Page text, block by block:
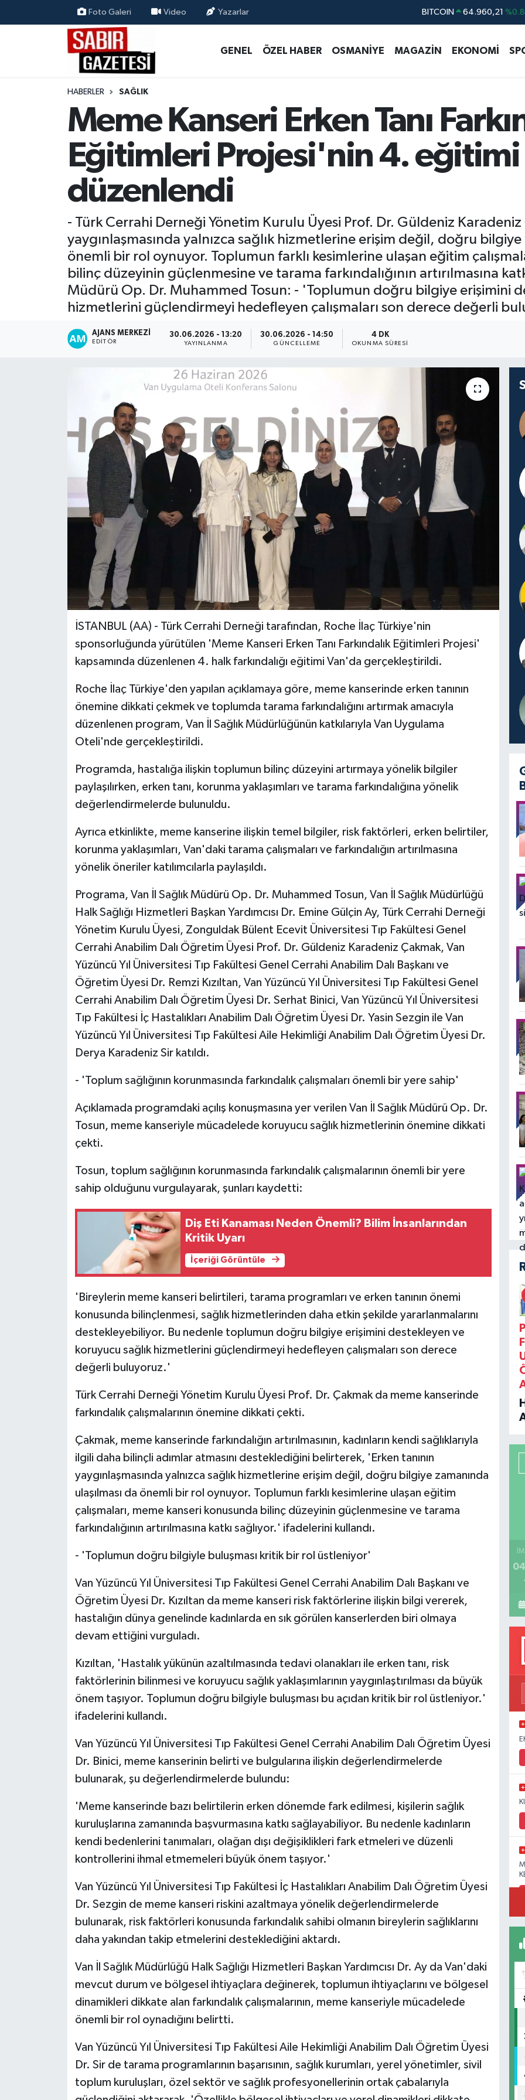
Foto Galeri Video Yazarlar
DOLAR 47,7436
EURO 55,2510
BİST100
GENEL ÖZEL HABER OSMANİYE MAGAZİN EKONOMİ
HABERLER SAĞLIK
Meme Kanseri Erken Tanı
Eğitimleri Projesi'nin 4.
düzenlendi
- Türk Cerrahi Derneği Yönetim Kurulu Üyesi Prof. Dr. Güldeniz Karadeniz
yaygınlaşmasında yalnızca sağlık hizmetlerine erişim değil, doğru bilgiye
önemli bir rol oynuyor. Toplumun farklı kesimlerine ulaşan eğitim
bilinç düzeyinin güçlenmesine ve tarama farkındalığının artırılmasına
Müdürü Op. Dr. Muhammed Tosun: - 'Toplumun doğru bilgiye erişimini
hizmetlerini güçlendirmeyi hedefleyen çalışmaları son derece değerli
AJANS MERKEZI
EDITÖR
30.06.2026 - 13:20
YAYINLANMA
30.06.2026 - 14:50
GÜNCELLEME
4 DK
OKUNMA SÜRESI
İSTANBUL (AA) - Türk Cerrahi Derneği tarafından, Roche İlaç Türkiye'nin
sponsorluğunda yürütülen 'Meme Kanseri Erken Tanı Farkındalık Eğitimleri Projesi'
kapsamında düzenlenen 4. halk farkındalığı eğitimi Van'da gerçekleştirildi.
Roche İlaç Türkiye'den yapılan açıklamaya göre, meme kanserinde erken tanının
önemine dikkati çekmek ve toplumda tarama farkındalığını artırmak amacıyla
düzenlenen program, Van İl Sağlık Müdürlüğünün katkılarıyla Van Uygulama
Oteli'nde gerçekleştirildi.
Programda, hastalığa ilişkin toplumun bilinç düzeyini artırmaya yönelik bilgiler
paylaşılırken, erken tanı, korunma yaklaşımları ve tarama farkındalığına yönelik
değerlendirmelerde bulunuldu.
Ayrıca etkinlikte, meme kanserine ilişkin temel bilgiler, risk faktörleri, erken belirtiler,
korunma yaklaşımları, Van'daki tarama çalışmaları ve farkındalığın artırılmasına
yönelik öneriler katılımcılarla paylaşıldı.
Programa, Van İl Sağlık Müdürü Op. Dr. Muhammed Tosun, Van İl Sağlık Müdürlüğü
Halk Sağlığı Hizmetleri Başkan Yardımcısı Dr. Emine Gülçin Ay, Türk Cerrahi Derneği
Yönetim Kurulu Üyesi, Zonguldak Bülent Ecevit Üniversitesi Tıp Fakültesi Genel
Cerrahi Anabilim Dalı Öğretim Üyesi Prof. Dr. Güldeniz Karadeniz Çakmak, Van
Yüzüncü Yıl Üniversitesi Tıp Fakültesi Genel Cerrahi Anabilim Dalı Başkanı ve
Öğretim Üyesi Dr. Remzi Kızıltan, Van Yüzüncü Yıl Üniversitesi Tıp Fakültesi Genel
Cerrahi Anabilim Dalı Öğretim Üyesi Dr. Serhat Binici, Van Yüzüncü Yıl Üniversitesi
Tıp Fakültesi İç Hastalıkları Anabilim Dalı Öğretim Üyesi Dr. Yasin Sezgin ile Van
Yüzüncü Yıl Üniversitesi Tıp Fakültesi Aile Hekimliği Anabilim Dalı Öğretim Üyesi Dr.
Derya Karadeniz Sir katıldı.
- 'Toplum sağlığının korunmasında farkındalık çalışmaları önemli bir yere sahip'
Açıklamada programdaki açılış konuşmasına yer verilen Van İl Sağlık Müdürü Op. Dr.
Tosun, meme kanseriyle mücadelede koruyucu sağlık hizmetlerinin önemine dikkati
çekti.
Tosun, toplum sağlığının korunmasında farkındalık çalışmalarının önemli bir yere
sahip olduğunu vurgulayarak, şunları kaydetti:
Diş Eti Kanaması Neden Önemli? Bilim İnsanlarından
Kritik Uyarı
İçeriği Görüntüle
'Bireylerin meme kanseri belirtileri, tarama programları ve erken tanının önemi
konusunda bilinçlenmesi, sağlık hizmetlerinden daha etkin şekilde yararlanmalarını
destekleyebiliyor. Bu nedenle toplumun doğru bilgiye erişimini destekleyen ve
koruyucu sağlık hizmetlerini güçlendirmeyi hedefleyen çalışmaları son derece
değerli buluyoruz.'
Türk Cerrahi Derneği Yönetim Kurulu Üyesi Prof. Dr. Çakmak da meme kanserinde
farkındalık çalışmalarının önemine dikkati çekti.
Çakmak, meme kanserinde farkındalığın artırılmasının, kadınların kendi sağlıklarıyla
ilgili daha bilinçli adımlar atmasını desteklediğini belirterek, 'Erken tanının
yaygınlaşmasında yalnızca sağlık hizmetlerine erişim değil, doğru bilgiye zamanında
ulaşılması da önemli bir rol oynuyor. Toplumun farklı kesimlerine ulaşan eğitim
çalışmaları, meme kanseri konusunda bilinç düzeyinin güçlenmesine ve tarama
farkındalığının artırılmasına katkı sağlıyor.' ifadelerini kullandı.
- 'Toplumun doğru bilgiyle buluşması kritik bir rol üstleniyor'
Van Yüzüncü Yıl Üniversitesi Tıp Fakültesi Genel Cerrahi Anabilim Dalı Başkanı ve
Öğretim Üyesi Dr. Kızıltan da meme kanseri risk faktörlerine ilişkin bilgi vererek,
hastalığın dünya genelinde kadınlarda en sık görülen kanserlerden biri olmaya
devam ettiğini vurguladı.
Kızıltan, 'Hastalık yükünün azaltılmasında tedavi olanakları ile erken tanı, risk
faktörlerinin bilinmesi ve koruyucu sağlık yaklaşımlarının yaygınlaştırılması da büyük
önem taşıyor. Toplumun doğru bilgiyle buluşması bu açıdan kritik bir rol üstleniyor.'
ifadelerini kullandı.
Van Yüzüncü Yıl Üniversitesi Tıp Fakültesi Genel Cerrahi Anabilim Dalı Öğretim Üyesi
Dr. Binici, meme kanserinin belirti ve bulgularına ilişkin değerlendirmelerde
bulunarak, şu değerlendirmelerde bulundu:
'Meme kanserinde bazı belirtilerin erken dönemde fark edilmesi, kişilerin sağlık
kuruluşlarına zamanında başvurmasına katkı sağlayabiliyor. Bu nedenle kadınların
kendi bedenlerini tanımaları, olağan dışı değişiklikleri fark etmeleri ve düzenli
kontrollerini ihmal etmemeleri büyük önem taşıyor.'
Van Yüzüncü Yıl Üniversitesi Tıp Fakültesi İç Hastalıkları Anabilim Dalı Öğretim Üyesi
Dr. Sezgin de meme kanseri riskini azaltmaya yönelik değerlendirmelerde
bulunarak, risk faktörleri konusunda farkındalık sahibi olmanın bireylerin sağlıklarını
daha yakından takip etmelerini desteklediğini aktardı.
Van İl Sağlık Müdürlüğü Halk Sağlığı Hizmetleri Başkan Yardımcısı Dr. Ay da Van'daki
mevcut durum ve bölgesel ihtiyaçlara değinerek, toplumun ihtiyaçlarını ve bölgesel
dinamikleri dikkate alan farkındalık çalışmalarının, meme kanseriyle mücadelede
önemli bir rol oynadığını belirtti.
Van Yüzüncü Yıl Üniversitesi Tıp Fakültesi Aile Hekimliği Anabilim Dalı Öğretim Üyesi
Dr. Sir de tarama programlarının başarısının, sağlık kurumları, yerel yönetimler, sivil
toplum kuruluşları, özel sektör ve sağlık profesyonellerinin ortak çabalarıyla
ÖZEL HABER
MAGAZİN
EKONOMİ
RESMİ İLANLAR
Osmaniye Nöbetçi Eczaneler
Osmaniye Hava Durumu
Süper Lig Puan Durumu ve Fikstür
Tüm Manşetler
Son Dakika Haberleri
Haber Arşivi